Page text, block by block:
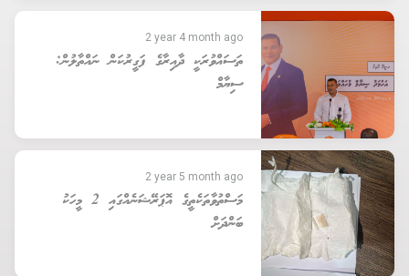
2 year 4 month ago
ތަސައްވުރަކީ ދާއިރާގެ ފަގީރުކަން ނައްތާލުން:
ސިޔާމް
2 year 5 month ago
މަސްތުވާތަކެތީގެ އޮޕަރޭޝަނެއްގައި 2 މީހަކު
ބަންދަށް